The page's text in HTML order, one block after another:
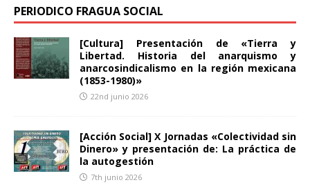
PERIODICO FRAGUA SOCIAL
[Cultura] Presentación de «Tierra y
Libertad. Historia del anarquismo y
anarcosindicalismo en la región mexicana
(1853-1980)»
22nd junio 2026
[Acción Social] X Jornadas «Colectividad sin
Dinero» y presentación de: La práctica de
la autogestión
7th junio 2026